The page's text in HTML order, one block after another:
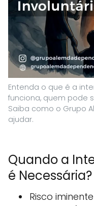
Entenda o que é a
funciona, quem pode
Saiba como o Grupo
ajudar.
Quando a
é Necessária?
Risco